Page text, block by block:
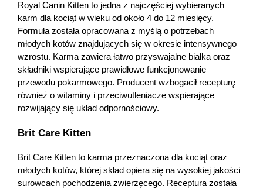
Royal Canin Kitten to jedna z najczęściej wybieranych
karm dla kociąt w wieku od około 4 do 12 miesięcy.
Formuła została opracowana z myślą o potrzebach
młodych kotów znajdujących się w okresie intensywnego
wzrostu. Karma zawiera łatwo przyswajalne białka oraz
składniki wspierające prawidłowe funkcjonowanie
przewodu pokarmowego. Producent wzbogacił recepturę
również o witaminy i przeciwutleniacze wspierające
rozwijający się układ odpornościowy.
Brit Care Kitten
Brit Care Kitten to karma przeznaczona dla kociąt oraz
młodych kotów, której skład opiera się na wysokiej jakości
surowcach pochodzenia zwierzęcego. Receptura została